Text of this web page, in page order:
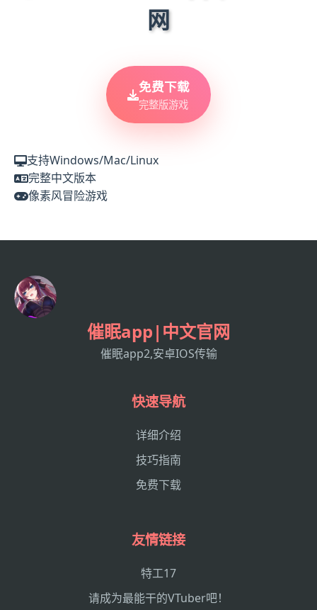
网
免费下载
完整版游戏
支持Windows/Mac/Linux
完整中文版本
像素风冒险游戏
催眠app|中文官网
催眠app2,安卓IOS传输
快速导航
详细介绍
技巧指南
免费下载
友情链接
特工17
请成为最能干的VTuber吧！